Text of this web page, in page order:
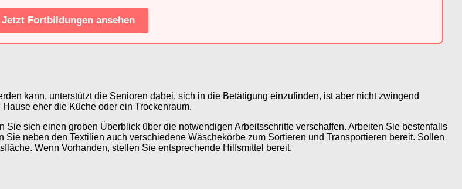
Jetzt Fortbildungen ansehen
kann, unterstützt die Senioren dabei, sich in die Betätigung einzufinden, ist aber nicht zwingend
eher die Küche oder ein Trockenraum.
sich einen groben Überblick über die notwendigen Arbeitsschritte verschaffen. Arbeiten Sie bestenfalls
neben den Textilien auch verschiedene Wäschekörbe zum Sortieren und Transportieren bereit. Sollen
Wenn Vorhanden, stellen Sie entsprechende Hilfsmittel bereit.